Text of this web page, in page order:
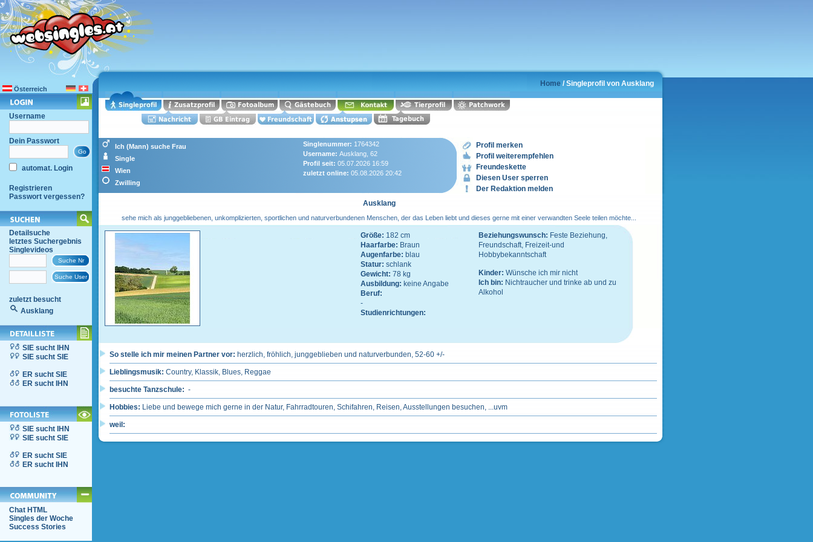
Österreich
Username
Dein Passwort
automat. Login
Registrieren
Passwort vergessen?
Detailsuche
letztes Suchergebnis
Singlevideos
zuletzt besucht
Ausklang
SIE sucht IHN
SIE sucht SIE
ER sucht SIE
ER sucht IHN
SIE sucht IHN
SIE sucht SIE
ER sucht SIE
ER sucht IHN
Chat HTML
Singles der Woche
Success Stories
Home / Singleprofil von Ausklang
Ich (Mann) suche Frau
Single
Wien
Zwilling
Singlenummer: 1764342
Username: Ausklang, 62
Profil seit: 05.07.2026 16:59
zuletzt online: 05.08.2026 20:42
Profil merken
Profil weiterempfehlen
Freundeskette
Diesen User sperren
Der Redaktion melden
Ausklang
sehe mich als junggebliebenen, unkomplizierten, sportlichen und naturverbundenen Menschen, der das Leben liebt und dieses gerne mit einer verwandten Seele teilen möchte...
Größe: 182 cm
Haarfarbe: Braun
Augenfarbe: blau
Statur: schlank
Gewicht: 78 kg
Ausbildung: keine Angabe
Beruf:
-
Studienrichtungen:
Beziehungswunsch: Feste Beziehung,
Freundschaft, Freizeit-und
Hobbybekanntschaft
Kinder: Wünsche ich mir nicht
Ich bin: Nichtraucher und trinke ab und zu
Alkohol
So stelle ich mir meinen Partner vor: herzlich, fröhlich, junggeblieben und naturverbunden, 52-60 +/-
Lieblingsmusik: Country, Klassik, Blues, Reggae
besuchte Tanzschule: -
Hobbies: Liebe und bewege mich gerne in der Natur, Fahrradtouren, Schifahren, Reisen, Ausstellungen besuchen, ...uvm
weil: